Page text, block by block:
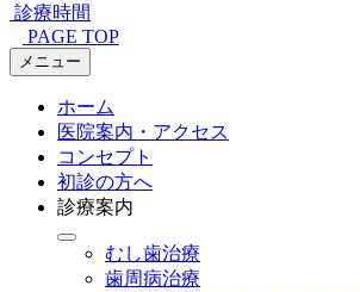
診療時間
PAGE TOP
メニュー
ホーム
医院案内・アクセス
コンセプト
初診の方へ
診療案内
むし歯治療
歯周病治療